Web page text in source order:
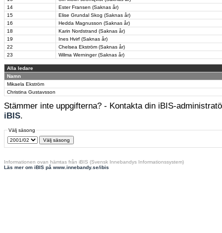
14
Ester Fransen (Saknas år)
15
Elise Grundal Skog (Saknas år)
16
Hedda Magnusson (Saknas år)
18
Karin Nordstrand (Saknas år)
19
Ines Hvirf (Saknas år)
22
Chelsea Ekström (Saknas år)
23
Wilma Werninger (Saknas år)
Alla ledare
Namn
Mikaela Ekström
Christina Gustavsson
Stämmer inte uppgifterna? - Kontakta din iBIS-
iBIS.
Välj säsong
Informationen ovan hämtas från iBIS (Svensk Innebandys Informationssystem)
Läs mer om iBIS på www.innebandy.se/ibis